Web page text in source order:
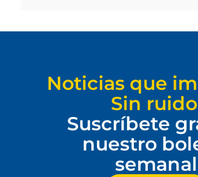
Noticias que
Sin
Suscríbete
nuestro
semanal